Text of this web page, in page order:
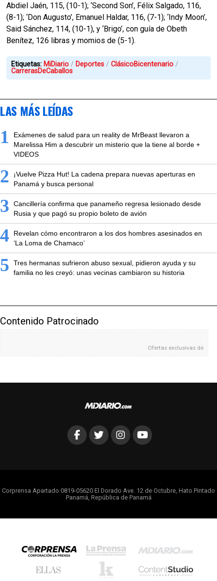
Abdiel Jaén, 115, (10-1); ‘Second Son’, Félix Salgado, 116,
(8-1); ‘Don Augusto’, Emanuel Haldar, 116, (7-1); ‘Indy Moon’,
Said Sánchez, 114, (10-1), y ‘Brigo’, con guía de Obeth
Benítez, 126 libras y momios de (5-1).
Etiquetas: MiDiario Deportes
ClásicoBicentenario
CarrerasDeCaballos
LAS MÁS LEÍDAS
1
Exámenes de salud para un reality de MrBeast llevaron a
Marelissa Him a descubrir un misterio que la tiene al borde +
VIDEOS
2
¡Vuelve Pizza Hut! La cadena prepara nuevas aperturas en
Panamá y busca personal
3
Cancillería confirma que panameño regresa lesionado desde
Rusia y que pagó su propio boleto de avión
4
Revelan cómo encontraron a los dos hombres asesinados en
‘La Loma de Chamaco’
5
Tres hermanas sufrieron abuso sexual, pidieron ayuda y su
familia no les creyó: unas vecinas cambiaron su historia
Contenido Patrocinado
Ofertas exclusivas de
Corprensa Apartado 0819-05620 El Dorado Ave. 12 de Octubre, Hato Pintado
Panamá, República de Panamá